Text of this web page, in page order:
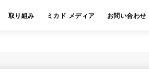
取り組み ミカド メディア お問い合わせ